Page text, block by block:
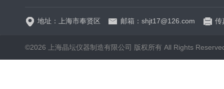
地址：上海市奉贤区 邮箱：shjt17@126.com 传
©2026 上海晶坛仪器制造有限公司 版权所有 All Rights